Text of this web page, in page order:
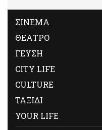
ΣΙΝΕΜΑ
ΘΕΑΤΡΟ
ΓΕΥΣΗ
CITY LIFE
CULTURE
ΤΑΞΙΔΙ
YOUR LIFE